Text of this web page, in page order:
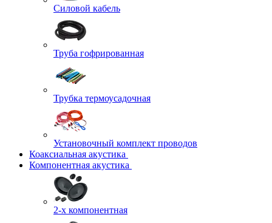
Силовой кабель
Труба гофрированная
Трубка термоусадочная
Установочный комплект проводов
Коаксиальная акустика
Компонентная акустика
2-х компонентная